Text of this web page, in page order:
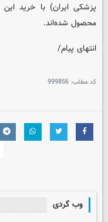
پزشکی ایران) با خرید
محصول شده‌اند.
انتهای پیام/
کد مطلب: 999856
وب گردی